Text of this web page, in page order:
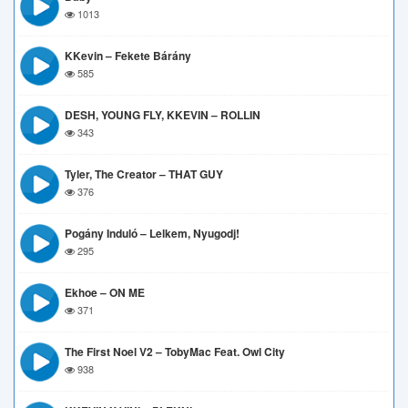
1013
KKevin – Fekete Bárány
585
DESH, YOUNG FLY, KKEVIN – ROLLIN
343
Tyler, The Creator – THAT GUY
376
Pogány Induló – Lelkem, Nyugodj!
295
Ekhoe – ON ME
371
The First Noel V2 – TobyMac Feat. Owl City
938